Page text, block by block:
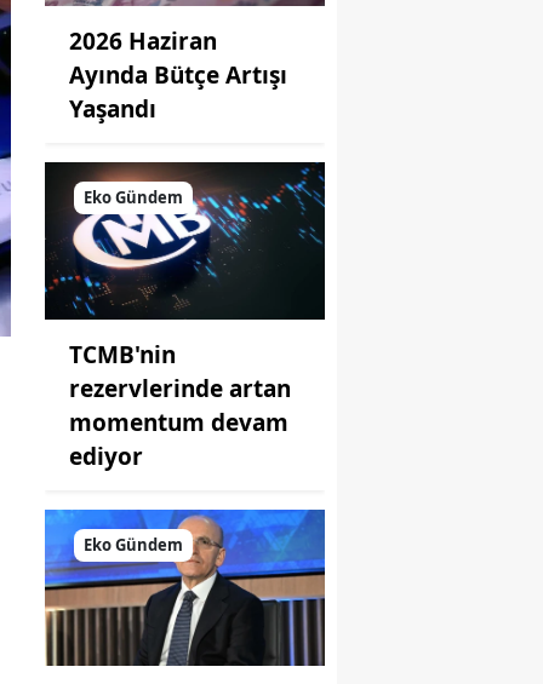
2026 Haziran
Ayında Bütçe Artışı
Yaşandı
Eko Gündem
TCMB'nin
rezervlerinde artan
momentum devam
ediyor
Eko Gündem